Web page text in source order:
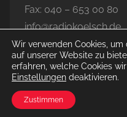
Fax: 040 – 653 00 80
info@radiokoelsch.de
© 2026
Wir verwenden Cookies,
auf unserer Website zu
erfahren, welche Cookies
Einstellungen deaktivieren.
Zustimmen